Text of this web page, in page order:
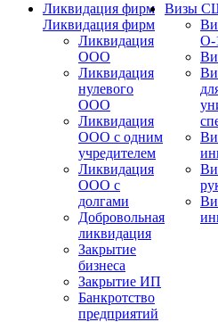
Ликвидация фирм
Ликвидация фирм
Ликвидация
ООО
Ликвидация
нулевого
ООО
Ликвидация
ООО с одним
учредителем
Ликвидация
ООО с
долгами
Добровольная
ликвидация
Закрытие
бизнеса
Закрытие ИП
Банкротство
предприятий
Визы
О-